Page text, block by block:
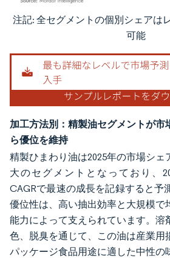
画像 © Mordor Intelligence。再利用にはCC BY
注記: 全セグメントの個別シェアは
可能
加工方法別：精製油セグメントが市
ら優位を維持
精製ひまわり油は2025年の市場シェ
大のセグメントとなっており、
CAGRで最速の成長を記録すると予
優位性は、高い抽出効率と大規模で
能力によって支えられています。溶
色、脱臭を通じて、この油は産業用
パッケージ食品用途に適した中性の